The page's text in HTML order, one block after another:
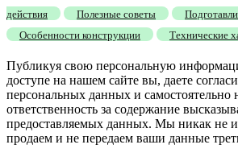
действия
Полезные советы
Особенности конструкции
Технические
Публикуя свою персональную
доступе на нашем сайте вы, даете
персональных данных и самостоятельно
ответственность за содержание
предоставляемых данных. Мы никак не
продаем и не передаем ваши данные